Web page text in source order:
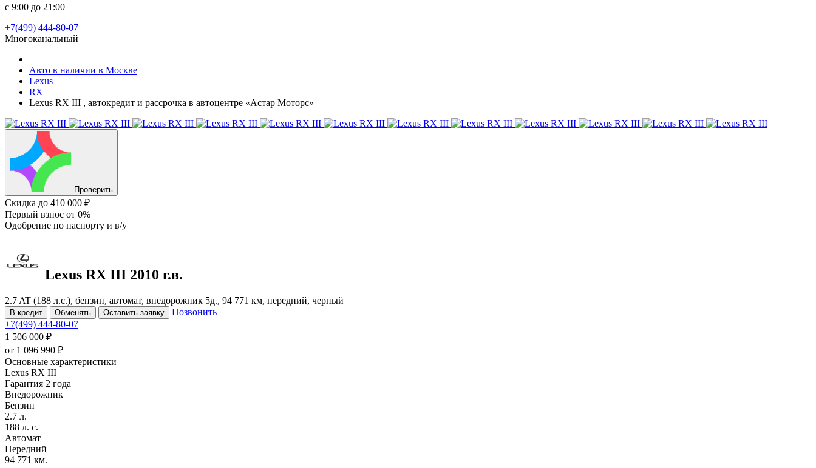
с 9:00 до 21:00
+7(499) 444-80-07
Многоканальный
Авто в наличии в Москве
Lexus
RX
Lexus RX III , автокредит и рассрочка в автоцентре «Астар Моторс»
Проверить
Скидка до 410 000 ₽
Первый взнос от 0%
Одобрение по паспорту и в/у
Lexus RX III 2010 г.в.
2.7 AT (188 л.с.), бензин, автомат, внедорожник 5д., 94 771 км, передний, черный
В кредит Обменять Оставить заявку
Позвонить
+7(499) 444-80-07
1 506 000 ₽
от 1 096 990 ₽
Основные характеристики
Lexus RX III
Гарантия 2 года
Внедорожник
Бензин
2.7 л.
188 л. с.
Автомат
Передний
94 771 км.